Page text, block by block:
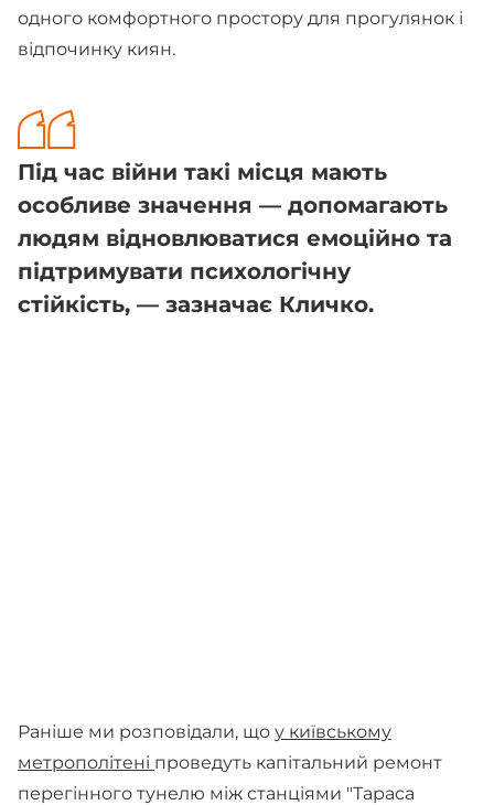
одного комфортного простору для прогулянок і
відпочинку киян.
Під час війни такі місця мають
особливе значення — допомагають
людям відновлюватися емоційно та
підтримувати психологічну
стійкість, — зазначає Кличко.
Раніше ми розповідали, що у київському
метрополітені проведуть капітальний ремонт
перегінного тунелю між станціями "Тараса